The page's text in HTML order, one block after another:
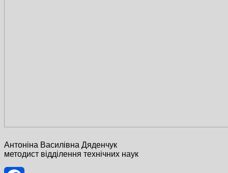
Антоніна Василівна Дяденчук
методист відділення технічних наук